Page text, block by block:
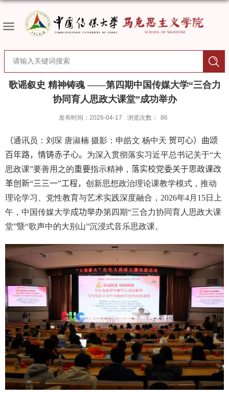
歌谣叙史 精神铸魂 ——第四期中国传媒大学“三合力
协同育人思政大课堂”成功举办
发布时间：2026-04-17 浏览次数： 86
（通讯员：刘琛 唐淑楠 摄影：申皓文 杨中天 贺可心）曲颂
百年路，情铸赤子心。 为深入贯彻落实习近平总书记关于“大
思政课”要善用之的重要指示精神， 落实校党委关于思政课改
革创新“三三一”工程， 创新思想政治理论课教学模式，推动
理论学习、党性教育与艺术实践深度融合， 2026年4月 15日上
午，中国传媒大学成功举办第四期“三合力协同育人思政大课
堂”暨“歌声中的大别山”沉浸式音乐思政课。